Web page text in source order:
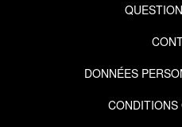
DONNÉES
CONDITIONS